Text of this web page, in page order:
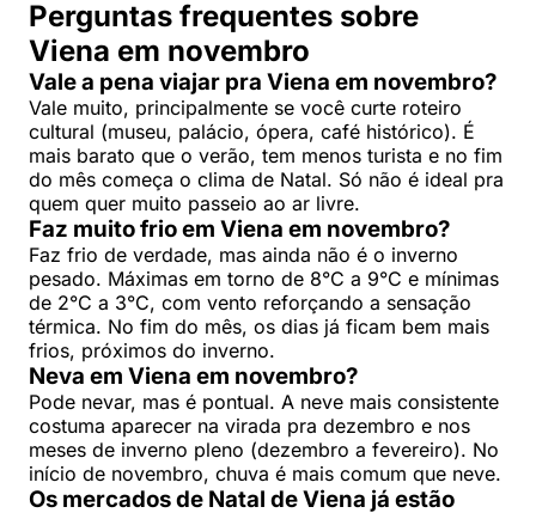
Perguntas frequentes sobre
Viena em novembro
Vale a pena viajar pra Viena em novembro?
Vale muito, principalmente se você curte roteiro
cultural (museu, palácio, ópera, café histórico). É
mais barato que o verão, tem menos turista e no fim
do mês começa o clima de Natal. Só não é ideal pra
quem quer muito passeio ao ar livre.
Faz muito frio em Viena em novembro?
Faz frio de verdade, mas ainda não é o inverno
pesado. Máximas em torno de 8°C a 9°C e mínimas
de 2°C a 3°C, com vento reforçando a sensação
térmica. No fim do mês, os dias já ficam bem mais
frios, próximos do inverno.
Neva em Viena em novembro?
Pode nevar, mas é pontual. A neve mais consistente
costuma aparecer na virada pra dezembro e nos
meses de inverno pleno (dezembro a fevereiro). No
início de novembro, chuva é mais comum que neve.
Os mercados de Natal de Viena já estão